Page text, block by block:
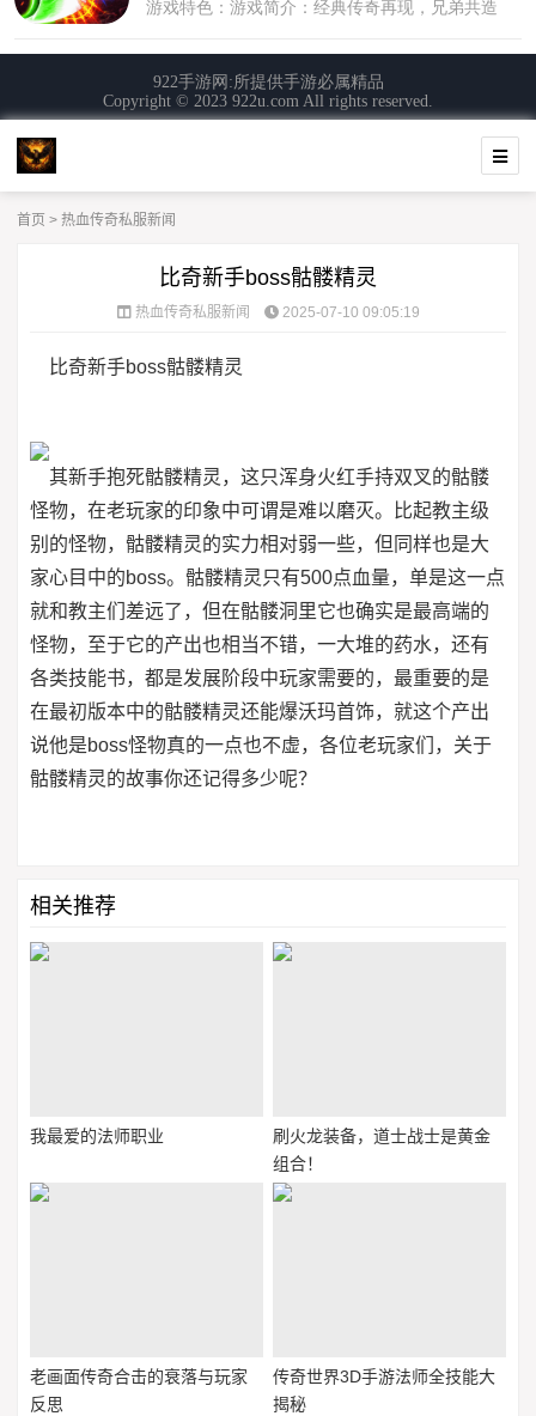
首页 > 热血传奇私服新闻
比奇新手boss骷髅精灵
热血传奇私服新闻 2025-07-10 09:05:19
比奇新手boss骷髅精灵
其新手抱死骷髅精灵，这只浑身火红手持双叉的骷髅
怪物，在老玩家的印象中可谓是难以磨灭。比起教主级
别的怪物，骷髅精灵的实力相对弱一些，但同样也是大
家心目中的boss。骷髅精灵只有500点血量，单是这一点
就和教主们差远了，但在骷髅洞里它也确实是最高端的
怪物，至于它的产出也相当不错，一大堆的药水，还有
各类技能书，都是发展阶段中玩家需要的，最重要的是
在最初版本中的骷髅精灵还能爆沃玛首饰，就这个产出
说他是boss怪物真的一点也不虚，各位老玩家们，关于
骷髅精灵的故事你还记得多少呢？
相关推荐
我最爱的法师职业
刷火龙装备，道士战士是黄金
组合！
老画面传奇合击的衰落与玩家
反思
传奇世界3D手游法师全技能大
揭秘